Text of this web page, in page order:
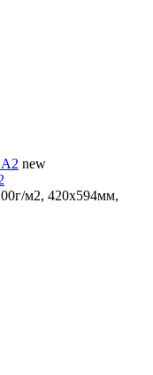
new
м2, 420х594мм,